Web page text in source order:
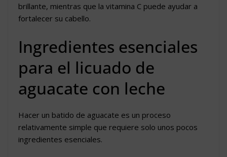
brillante, mientras que la vitamina C puede ayudar a
fortalecer su cabello.
Ingredientes esenciales
para el licuado de
aguacate con leche
Hacer un batido de aguacate es un proceso
relativamente simple que requiere solo unos pocos
ingredientes esenciales.